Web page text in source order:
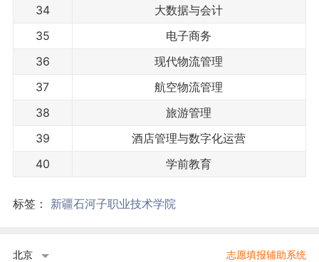
34
大数据与会计
35
电子商务
36
现代物流管理
37
航空物流管理
38
旅游管理
39
酒店管理与数字化运营
40
学前教育
标签： 新疆石河子职业技术学院
北京 志愿填报辅助系统